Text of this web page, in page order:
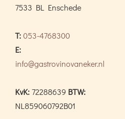
7533 BL Enschede
T:053-4768300
E:
info@gastrovinovaneker.nl
KvK:72288639 BTW:
NL859060792B01